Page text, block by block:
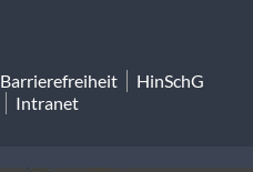
Barrierefreiheit
HinSchG
Intranet